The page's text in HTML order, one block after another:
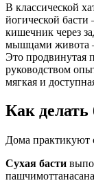
В классической
йогической
кишечник через
мышцами живота
Это продвинутая
руководством
мягкая и
Как делать
Дома практикуют
Сухая басти